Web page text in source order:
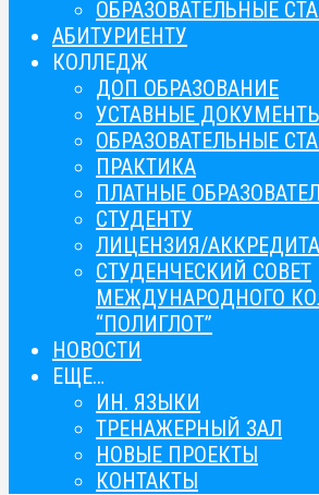
ОБРАЗОВАТЕЛЬНЫЕ
АБИТУРИЕНТУ
КОЛЛЕДЖ
ДОП ОБРАЗОВАНИЕ
УСТАВНЫЕ
ОБРАЗОВАТЕЛЬНЫЕ
ПРАКТИКА
ПЛАТНЫЕ
СТУДЕНТУ
ЛИЦЕНЗИЯ/
СТУДЕНЧЕСКИЙ СОВЕТ
МЕЖДУНАРОДНОГО
“ПОЛИГЛОТ”
НОВОСТИ
ЕЩЕ…
ИН. ЯЗЫКИ
ТРЕНАЖЕРНЫЙ ЗАЛ
НОВЫЕ ПРОЕКТЫ
КОНТАКТЫ